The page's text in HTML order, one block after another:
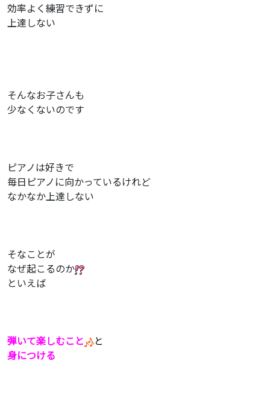
効率よく練習できずに
上達しない
そんなお子さんも
少なくないのです
ピアノは好きで
毎日ピアノに向かっているけれど
なかなか上達しない
そなことが
なぜ起こるのか
といえば
弾いて楽しむこと
と
身につける